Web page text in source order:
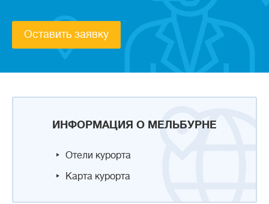
ИНФОРМАЦИЯ О МЕЛЬБУРНЕ
Отели курорта
Карта курорта
Оставить заявку